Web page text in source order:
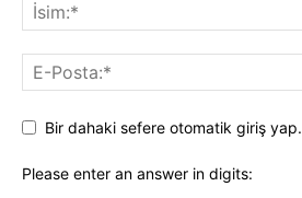
Bir dahaki sefere otomatik giriş yap.
Please enter an answer in digits: